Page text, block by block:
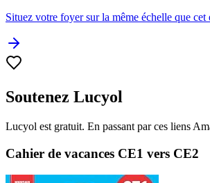
Situez votre foyer sur la même échelle que cet
Soutenez Lucyol
Lucyol est gratuit. En passant par ces liens
Cahier de vacances CE1 vers CE2